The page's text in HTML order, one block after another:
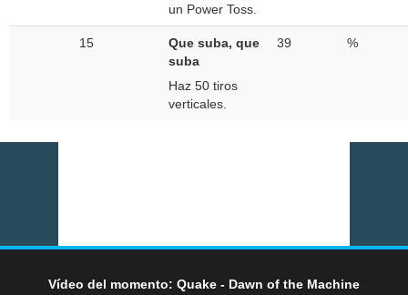
un Power Toss.
15
Que suba, que
suba
Haz 50 tiros
verticales.
39 %
Vídeo del momento: Quake - Dawn of the Machine